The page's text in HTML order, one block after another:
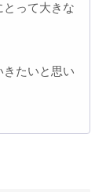
とって大きな
たいと思い